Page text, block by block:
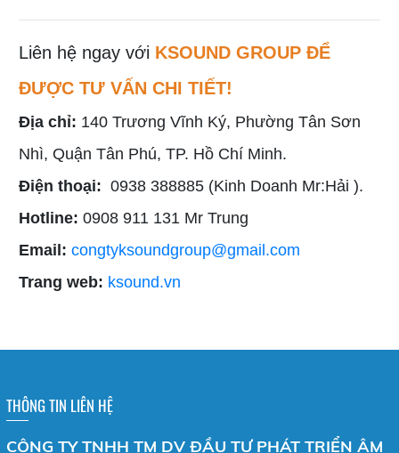
Liên hệ ngay với KSOUND GROUP ĐỂ
ĐƯỢC TƯ VẤN CHI TIẾT!
Địa chỉ: 140 Trương Vĩnh Ký, Phường Tân Sơn
Nhì, Quận Tân Phú, TP. Hồ Chí Minh.
Điện thoại: 0938 388885 (Kinh Doanh Mr:Hải ).
Hotline: 0908 911 131 Mr Trung
Email: congtyksoundgroup@gmail.com
Trang web: ksound.vn
THÔNG TIN LIÊN HỆ
CÔNG TY TNHH TM DV ĐẦU TƯ PHÁT TRIỂN ÂM